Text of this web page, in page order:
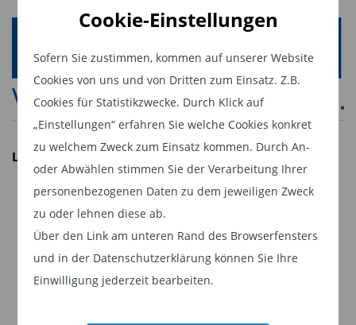
Cookie-Einstellungen
Sofern Sie zustimmen, kommen auf unserer Website
Cookies von uns und von Dritten zum Einsatz. Z.B.
Cookies für Statistikzwecke. Durch Klick auf
„Einstellungen“ erfahren Sie welche Cookies konkret
zu welchem Zweck zum Einsatz kommen. Durch An-
oder Abwählen stimmen Sie der Verarbeitung Ihrer
personenbezogenen Daten zu dem jeweiligen Zweck
zu oder lehnen diese ab.
Über den Link am unteren Rand des Browserfensters
und in der Datenschutzerklärung können Sie Ihre
Einwilligung jederzeit bearbeiten.
einem AuM-Volumen von rund 1,0 Mrd. EUR
übertragen. Die von dem Team gemanagten
Spezialfonds für institutionelle Kunden mit einem
AuM-Volumen von rund 1,1 Mrd. EUR befinden
sich derzeit im Übernahmeprozess. Da der
wirtschaftliche Übergang der Übernahme ab dem
1. August dieses Jahres erfolgt, sind in den AuM-
Zahlen die insgesamt knapp über 2,1 Mrd. EUR
AuM bereits enthalten. Das langjährig erfahrene
Fondsmanagerteam hat am 8. August 2025 seine
Tätigkeit im Segment LAIQON Asset Management
bei der SPSW Capital GmbH aufgenommen.
LAIQON AG
Premium Wealth Spezialist
Gegründet 1995 in Deutschland
Rund 200 Mitarbeiter
10,12 Mrd. EUR verwaltetes Vermögen (AuM) (Stand:
15.04.2026)